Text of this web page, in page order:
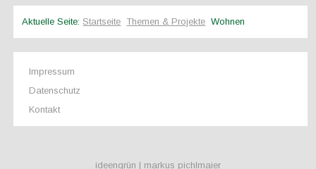
Aktuelle Seite:Startseite Themen & Projekte Wohnen
Impressum
Datenschutz
Kontakt
ideengrün | markus pichlmaier